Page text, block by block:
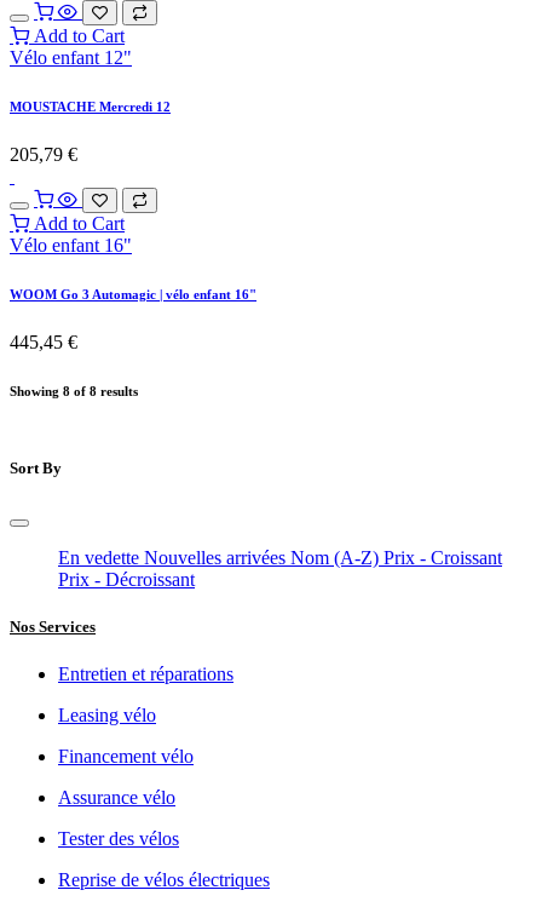
Add to Cart
Vélo enfant 12"
MOUSTACHE Mercredi 12
205,79 €
Add to Cart
Vélo enfant 16"
WOOM Go 3 Automagic | vélo enfant 16"
445,45 €
Showing 8 of 8 results
Sort By
En vedette Nouvelles arrivées Nom (A-Z) Prix - Croissant
Prix - Décroissant
Nos Services
Entretien et réparations
Leasing vélo
Financement vélo
Assurance vélo
Tester des vélos
Reprise de vélos électriques